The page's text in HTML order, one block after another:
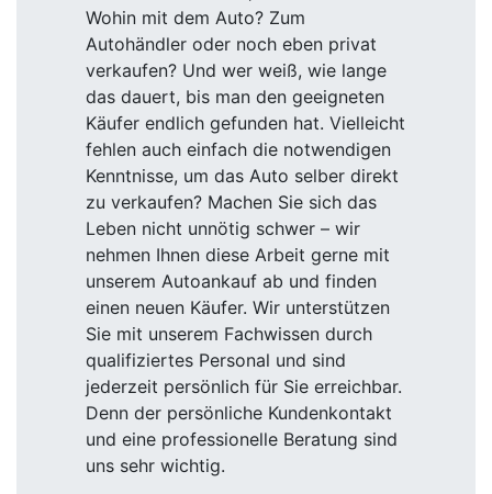
Wohin mit dem Auto? Zum
Autohändler oder noch eben privat
verkaufen? Und wer weiß, wie lange
das dauert, bis man den geeigneten
Käufer endlich gefunden hat. Vielleicht
fehlen auch einfach die notwendigen
Kenntnisse, um das Auto selber direkt
zu verkaufen? Machen Sie sich das
Leben nicht unnötig schwer – wir
nehmen Ihnen diese Arbeit gerne mit
unserem Autoankauf ab und finden
einen neuen Käufer. Wir unterstützen
Sie mit unserem Fachwissen durch
qualifiziertes Personal und sind
jederzeit persönlich für Sie erreichbar.
Denn der persönliche Kundenkontakt
und eine professionelle Beratung sind
uns sehr wichtig.